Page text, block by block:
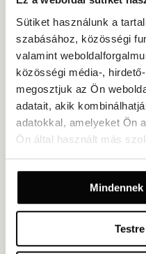
Sütiket használunk a
szabásához, közösségi
valamint
közösségi média-,
megosztjuk az Ön
adatait, akik
adatokkal, amelyeket Ön
Ön által használt más
Mindennek
PRIVÁT
A felújított banktrezorban
magánszférát és
elrendezésben akár 25
és italpárosításokkal,
becsületkasszás bárral –